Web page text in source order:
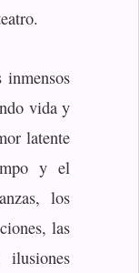
vida y
latente
y el
los
las